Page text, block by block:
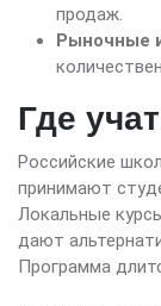
продаж.
Рыночные
Где
Российские
принимают
Локальные
дают
Программа